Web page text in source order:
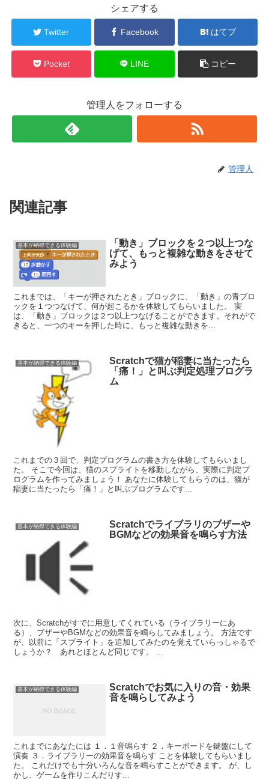
シェアする
Twitter Facebook はてブ
Pocket LINE コピー
管理人をフォローする
管理人
関連記事
基本が納得できる体験編
「動き」ブロックを２つ以上つな
げて、もっと複雑な動きをさせて
みよう
これまでは、「キーが押されたとき」ブロックに、「動き」の青ブロ
ックを１つつなげて、何が起こるかを体験してもらいました。 実
は、「動き」ブロックは２つ以上つなげることができます。それがで
きると、一つのキーを押した時に、もっと複雑な動きを...
基本が納得できる体験編
Scratchで猫が稲妻に当たったら
「痛！」と叫ぶ判定処理プログラ
ム
これまでの３回で、判定プログラムの書き方を体験してもらいまし
た。 そこで今回は、猫のスプライトを移動しながら、実際に判定プ
ログラムを作ってみましょう！ あなたに体験してもらうのは、猫が
稲妻に当たったら「痛！」と叫ぶプログラムです...
基本が納得できる体験編
Scratchでライブラリのブザーや
BGMなどの効果音を鳴らす方法
次に、Scratchがすでに用意してくれている（ライブラリーにあ
る）、ブザーやBGMなどの効果音を鳴らしてみましょう。 方法です
が、以前に「スプライト」を追加してみたのを覚えていらっしゃるで
しょうか？ あれとほとんど同じです。 ...
基本が納得できる体験編
Scratchでお気に入りの音・効果
音を鳴らしてみよう
これまでにあなたには １．１音鳴らす ２．キーボードを鍵盤にして
演奏 ３．ライブラリーの効果音を鳴らす ことを体験してもらいまし
た。 これだけでも十分いろんな音を鳴らすことができます。 が、し
かし、ゲームを作りこんだりす...